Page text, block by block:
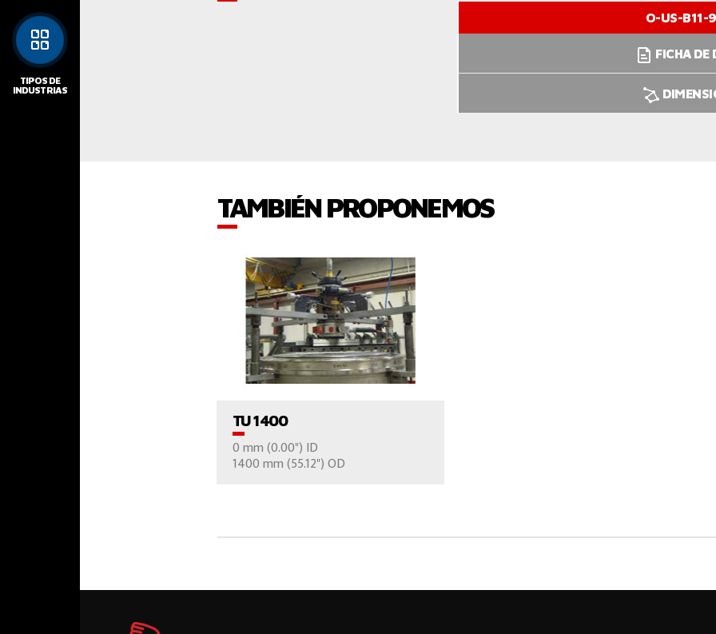
TIPOS DE
INDUSTRIAS
O-US-B11-
FICHA DE
TAMBIÉN PROPONEMOS
TU 1400
0 mm (0.00") ID
1400 mm (55.12") OD
VER EL PRODUCTO
CONTÁCTENOS